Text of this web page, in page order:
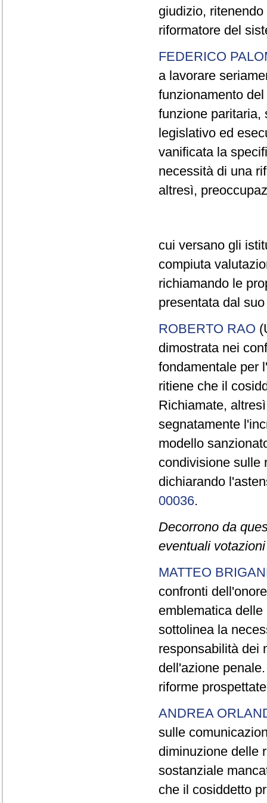
giudizio,
riformatore del
FEDERICO
a lavorare
funzionamento
funzione paritaria,
legislativo ed
vanificata la
necessità di una
altresì,
cui versano gli
compiuta
richiamando le
presentata dal
ROBERTO RAO
dimostrata nei
fondamentale per
ritiene che il
Richiamate,
segnatamente
modello
condivisione sulle
dichiarando
00036.
Decorrono da
eventuali
MATTEO
confronti
emblematica
sottolinea la
responsabilità dei
dell'azione
riforme
ANDREA
sulle
diminuzione delle
sostanziale
che il cosiddetto